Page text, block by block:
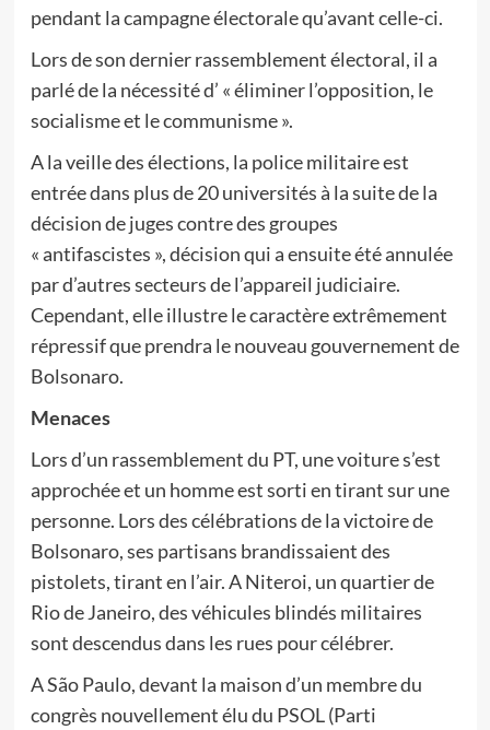
pendant la campagne électorale qu’avant celle-ci.
Lors de son dernier rassemblement électoral, il a
parlé de la nécessité d’ « éliminer l’opposition, le
socialisme et le communisme ».
A la veille des élections, la police militaire est
entrée dans plus de 20 universités à la suite de la
décision de juges contre des groupes
« antifascistes », décision qui a ensuite été annulée
par d’autres secteurs de l’appareil judiciaire.
Cependant, elle illustre le caractère extrêmement
répressif que prendra le nouveau gouvernement de
Bolsonaro.
Menaces
Lors d’un rassemblement du PT, une voiture s’est
approchée et un homme est sorti en tirant sur une
personne. Lors des célébrations de la victoire de
Bolsonaro, ses partisans brandissaient des
pistolets, tirant en l’air. A Niteroi, un quartier de
Rio de Janeiro, des véhicules blindés militaires
sont descendus dans les rues pour célébrer.
A São Paulo, devant la maison d’un membre du
congrès nouvellement élu du PSOL (Parti